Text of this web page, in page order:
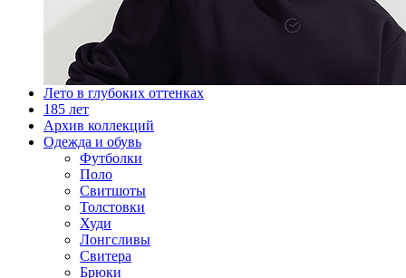
Лето в глубоких оттенках
185 лет
Архив коллекций
Одежда и обувь
Футболки
Поло
Свитшоты
Толстовки
Худи
Лонгсливы
Свитера
Брюки